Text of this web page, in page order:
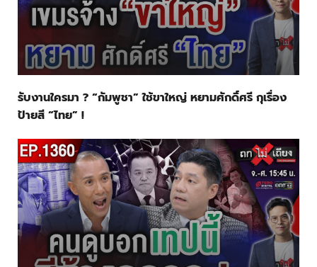
รับงานใครมา ? “กัมพูชา” ใช้ขาใหญ่ หยามศักดิ์ศรี กุเรื่อง
ป้ายสี “ไทย” !